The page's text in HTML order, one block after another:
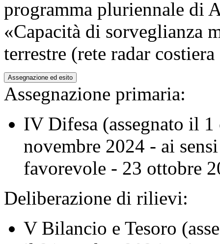
programma pluriennale di
«Capacità di sorveglianza
terrestre (rete radar
Assegnazione ed esito
Assegnazione primaria:
IV Difesa (assegnato il
novembre 2024 - ai
favorevole - 23 ottobre
Deliberazione di rilievi:
V Bilancio e Tesoro (